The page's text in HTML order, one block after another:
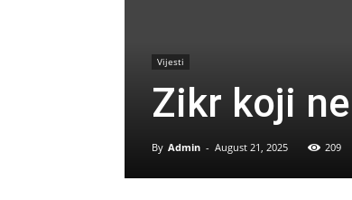
Vijesti
Zikr koji
By Admin - August 21, 2025 209